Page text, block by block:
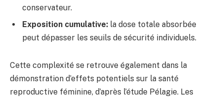
conservateur.
Exposition cumulative: la dose totale absorbée
peut dépasser les seuils de sécurité individuels.
Cette complexité se retrouve également dans la
démonstration d’effets potentiels sur la santé
reproductive féminine, d’après l’étude Pélagie. Les